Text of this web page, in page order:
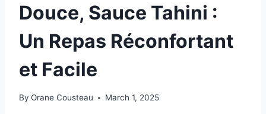
Douce, Sauce Tahini :
Un Repas Réconfortant
et Facile
By Orane Cousteau March 1, 2025